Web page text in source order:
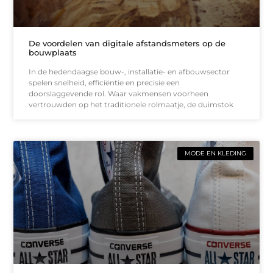
De voordelen van digitale afstandsmeters op de
bouwplaats
In de hedendaagse bouw-, installatie- en afbouwsector
spelen snelheid, efficiëntie en precisie een
doorslaggevende rol. Waar vakmensen voorheen
vertrouwden op het traditionele rolmaatje, de duimstok
MODE EN KLEDING